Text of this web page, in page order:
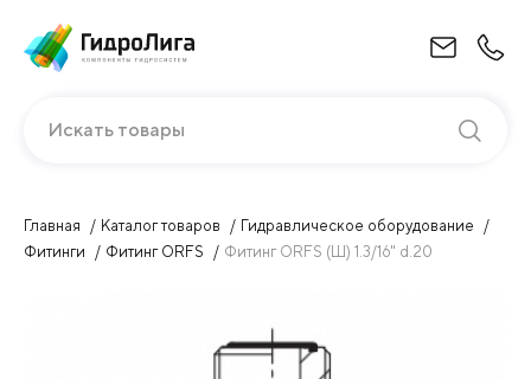
Искать товары
Главная Каталог товаров
Гидравлическое оборудование
Фитинги
Фитинг ORFS Фитинг ORFS (Ш) 1.3/16" d.20